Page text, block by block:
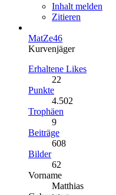
Inhalt melden
Zitieren
MatZe46
Kurvenjäger
Erhaltene Likes
22
Punkte
4.502
Trophäen
9
Beiträge
608
Bilder
62
Vorname
Matthias